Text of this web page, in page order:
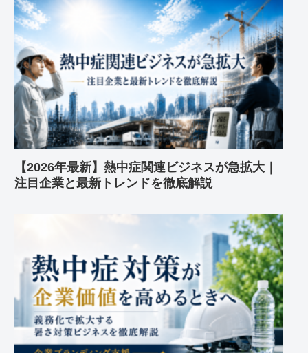
【2026年最新】熱中症関連ビジネスが急拡大｜
注目企業と最新トレンドを徹底解説